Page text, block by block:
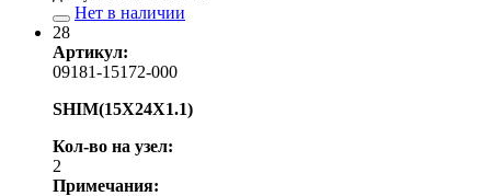
Нет в наличии
28
Артикул:
09181-15172-000
SHIM(15X24X1.1)
Кол-во на узел:
2
Примечания: